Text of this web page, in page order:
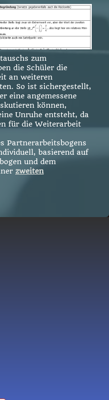
zum
die Schüler die
an weiteren
So ist sichergestellt,
eine angemessene
können,
Unruhe entsteht, da
für die Weiterarbeit
Partnerarbeitsbogens
basierend auf
und dem
zweiten